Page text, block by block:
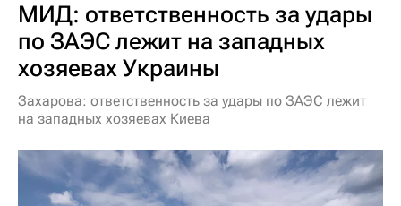
МИД: ответственность за удары
по ЗАЭС лежит на западных
хозяевах Украины
Захарова: ответственность за удары по ЗАЭС лежит
на западных хозяевах Киева